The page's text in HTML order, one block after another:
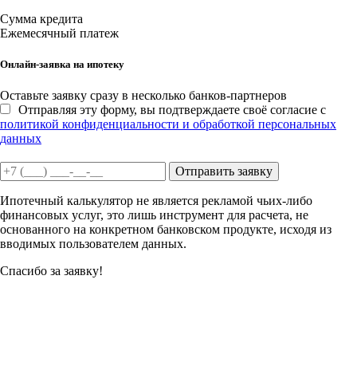
Сумма кредита
Ежемесячный платеж
Онлайн-заявка на ипотеку
Оставьте заявку сразу в несколько банков-партнеров
Отправляя эту форму, вы подтверждаете своё согласие с
политикой конфиденциальности и обработкой персональных
данных
Отправить заявку
Ипотечный калькулятор не является рекламой чьих-либо
финансовых услуг, это лишь инструмент для расчета, не
основанного на конкретном банковском продукте, исходя из
вводимых пользователем данных.
Спасибо за заявку!